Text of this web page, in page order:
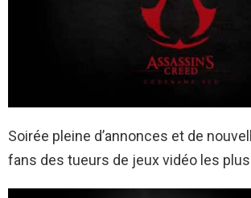
Soirée pleine d’annonces et de
fans des tueurs de jeux vidéo les